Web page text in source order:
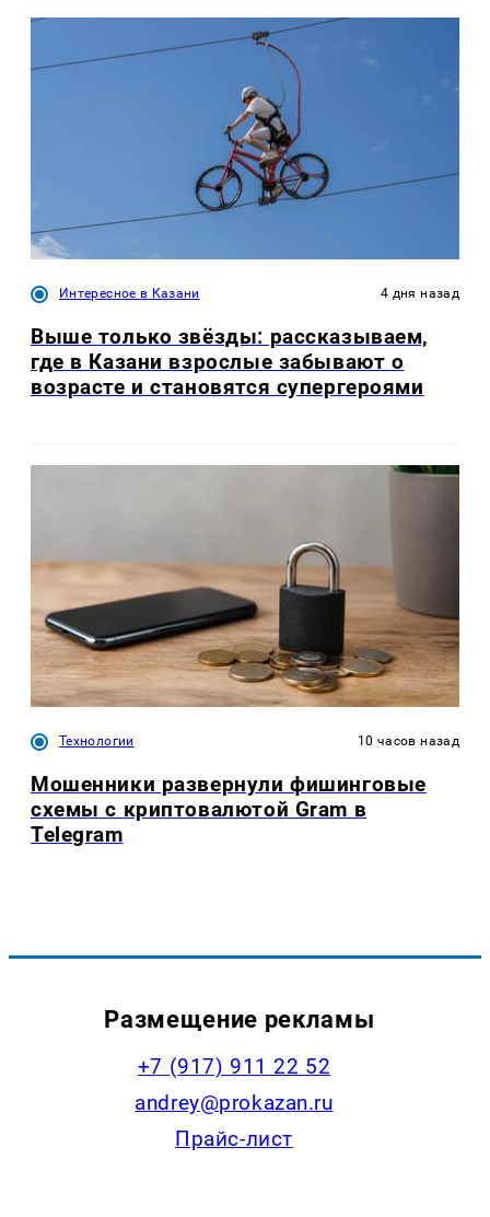
Интересное в Казани 4 дня назад
Выше только звёзды: рассказываем,
где в Казани взрослые забывают о
возрасте и становятся супергероями
Технологии 10 часов назад
Мошенники развернули фишинговые
схемы с криптовалютой Gram в
Telegram
Размещение рекламы
+7 (917) 911 22 52
andrey@prokazan.ru
Прайс-лист